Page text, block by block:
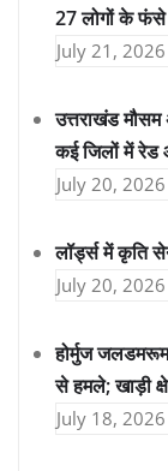
27 लोगों के फंसे
July 21, 2026
उत्तराखंड मौसम
कई जिलों में रेड
July 20, 2026
लॉर्ड्स में कृति
July 20, 2026
होर्मुज
से हमले; खाड़ी
July 18, 2026